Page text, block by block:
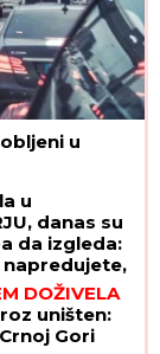
u
u
danas su
da izgleda:
napredujete,
DOŽIVELA
uništen:
Gori